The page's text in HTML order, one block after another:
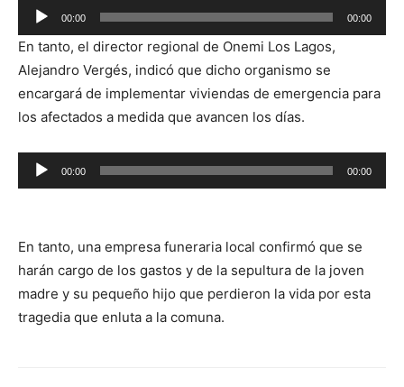
Reproductor
de
audio
00:00 00:00
En tanto, el director regional de Onemi Los Lagos,
Alejandro Vergés, indicó que dicho organismo se
encargará de implementar viviendas de emergencia para
los afectados a medida que avancen los días.
Reproductor
de
00:00 00:00
En tanto, una empresa funeraria local confirmó que se
harán cargo de los gastos y de la sepultura de la joven
madre y su pequeño hijo que perdieron la vida por esta
tragedia que enluta a la comuna.